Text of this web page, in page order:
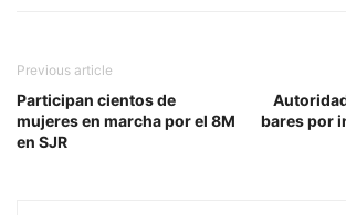
Previous article
Participan cientos de
mujeres en marcha por el 8M
en SJR
bares por